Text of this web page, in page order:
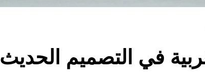
في التصميم الحديث